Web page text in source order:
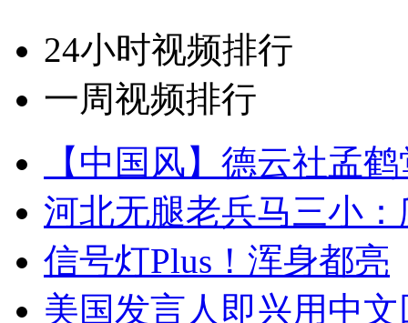
24小时视频排行
一周视频排行
【中国风】德云社孟
河北无腿老兵马三小
信号灯Plus！浑身都亮
美国发言人即兴用中